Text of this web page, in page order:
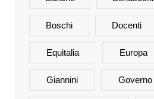
Boschi Docenti
Equitalia Europa
Giannini Governo